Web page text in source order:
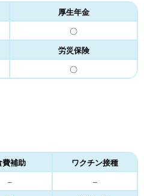
厚生年金
〇
労災保険
〇
費補助 ワクチン接種
– –